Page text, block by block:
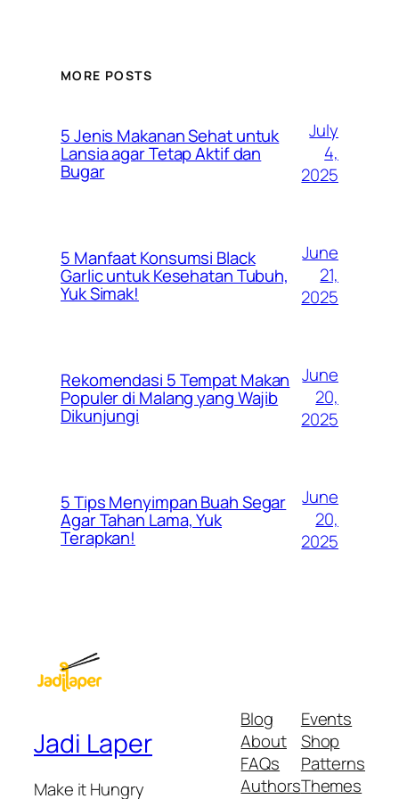
MORE POSTS
5 Jenis Makanan Sehat untuk
Lansia agar Tetap Aktif dan
Bugar
July
4,
2025
5 Manfaat Konsumsi Black
Garlic untuk Kesehatan Tubuh,
Yuk Simak!
June
21,
2025
Rekomendasi 5 Tempat Makan
Populer di Malang yang Wajib
Dikunjungi
June
20,
2025
5 Tips Menyimpan Buah Segar
Agar Tahan Lama, Yuk
Terapkan!
June
20,
2025
Jadi Laper
Make it Hungry
Blog
About
FAQs
Authors
Events
Shop
Patterns
Themes